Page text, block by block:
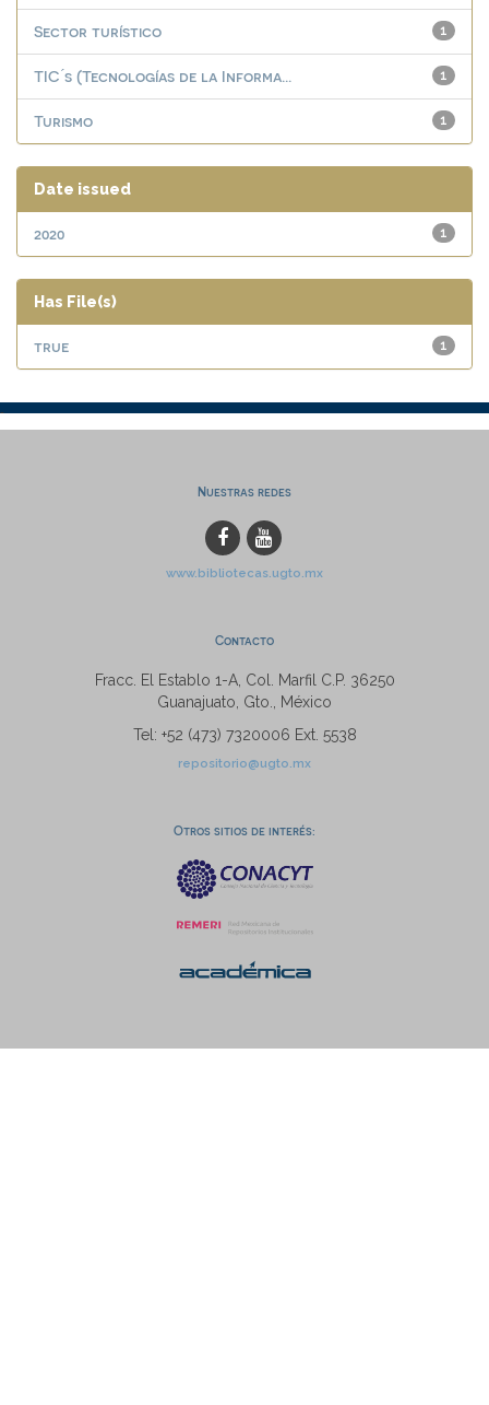
1
Sector turístico
1
TIC ́s (Tecnologías de la Informa...
1
Turismo
Date issued
1
2020
Has File(s)
1
true
Nuestras redes
www.bibliotecas.ugto.mx
Contacto
Fracc. El Establo 1-A, Col. Marfil C.P. 36250
Guanajuato, Gto., México
Tel: +52 (473) 7320006 Ext. 5538
repositorio@ugto.mx
Otros sitios de interés: